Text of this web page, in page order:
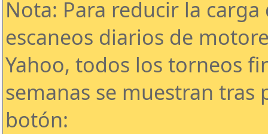
Nota: Para reducir la
escaneos diarios de
Yahoo, todos los torneos
semanas se muestran tras
botón: